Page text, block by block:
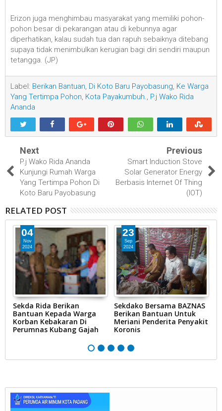
Erizon juga menghimbau masyarakat yang memiliki pohon-
pohon besar di pekarangan atau di kebunnya agar
diperhatikan, kalau sudah tua dan rapuh sebaiknya ditebang
supaya tidak menimbulkan kerugian bagi diri sendiri maupun
tetangga. (JP)
Label: Berikan Bantuan Di Koto Baru Payobasung Ke Warga
Yang Tertimpa Pohon Kota Payakumbuh.
P.j Wako Rida
Ananda
Next
P.j Wako Rida Ananda
Kunjungi Rumah Warga
Yang Tertimpa Pohon Di
Koto Baru Payobasung
Previous
Smart Induction Stove
Solar Generator Energy
Berbasis Internet Of Thing
(IOT)
RELATED POST
04
Nov
2024
Sekda Rida Berikan
Bantuan Kepada Warga
Korban Kebakaran Di
Perumnas Kubang Gajah
23
Sep
2024
Sekdako Bersama BAZNAS
Berikan Bantuan Untuk
Meriani Penderita Penyakit
Koronis